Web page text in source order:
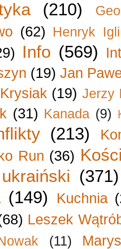
(210)
(62) Henryk
Info (569)
(19) Jan
(19) Jerzy
(31) Kanada (9)
(213)
Run (36)
(371)
(149) Kuchnia
Leszek
(11)